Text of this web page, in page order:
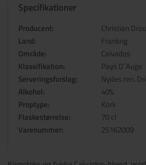
Specifikationer
Producent:
Christian
Land:
Frankrig
Område:
Calvados
Klassifikation:
Pays D´Auge
Serveringsforslag:
Nydes ren,
Alkohol:
40%
Proptype:
Kork
Flaskestørrelse:
70 cl
Varenummer:
25162009